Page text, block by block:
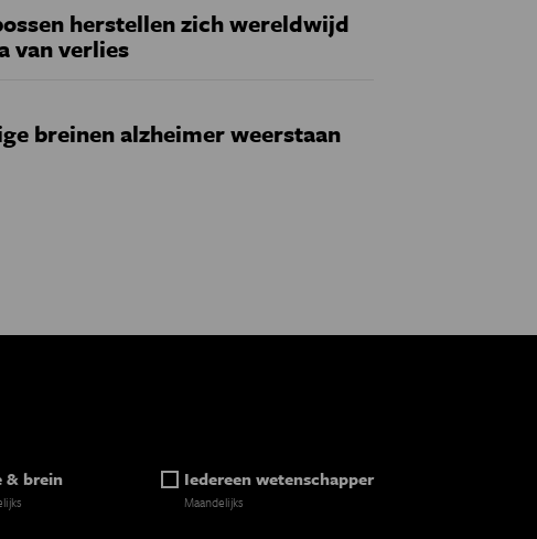
herstellen zich wereldwijd
van verlies
breinen alzheimer weerstaan
& brein Iedereen wetenschapper
Maandelijks